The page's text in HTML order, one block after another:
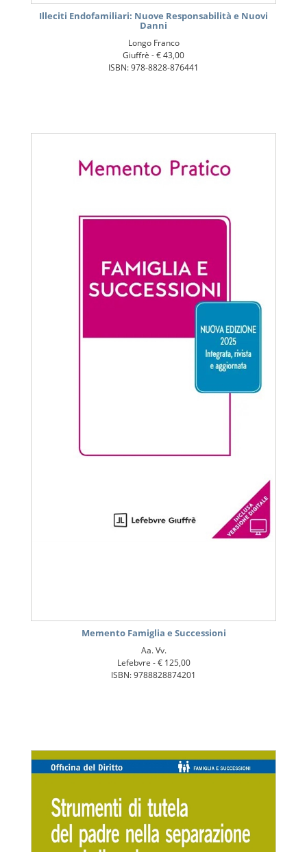
Illeciti Endofamiliari: Nuove Responsabilità e Nuovi
Danni
Longo Franco
Giuffrè -€ 43,00
ISBN: 978-8828-876441
Memento Famiglia e Successioni
Aa. Vv.
Lefebvre -€ 125,00
ISBN: 9788828874201